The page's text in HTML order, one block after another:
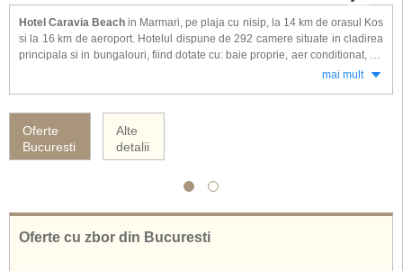
Hotel Caravia Beach in Marmari, pe plaja cu nisip, la 14 km de orasul Kos
si la 16 km de aeroport. Hotelul dispune de 292 camere situate in cladirea
principala si in bungalouri, fiind dotate cu: baie proprie, aer conditionat, TV
animatie si divertisment, loc de joaca pentru copii, multa verdeata si o
gradina superba.
mai mult
Oferte
Bucuresti
Alte
detalii
Oferte cu zbor din Bucuresti